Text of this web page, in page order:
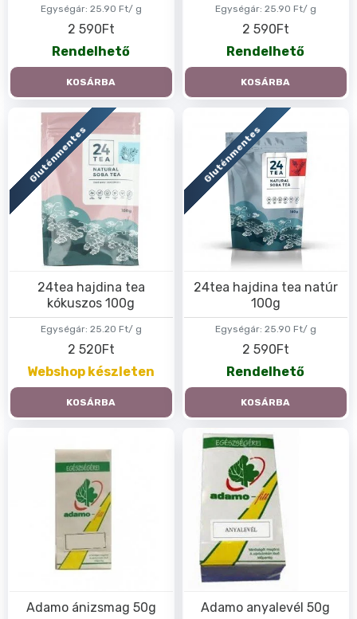
Egységár: 25.90 Ft/ g
2 590Ft
Rendelhető
KOSÁRBA
Egységár: 25.90 Ft/ g
2 590Ft
Rendelhető
KOSÁRBA
Gluténmentes
Egységár: 25.20 Ft/ g
24tea hajdina tea
kókuszos 100g
2 520Ft
Webshop készleten
KOSÁRBA
Gluténmentes
Egységár: 25.90 Ft/ g
24tea hajdina tea natúr
100g
2 590Ft
Rendelhető
KOSÁRBA
Adamo ánizsmag 50g Adamo anyalevél 50g